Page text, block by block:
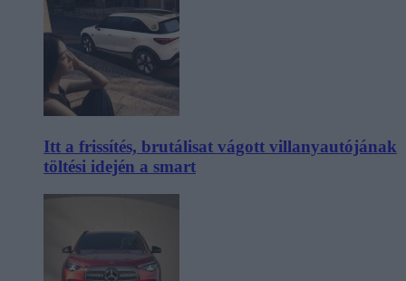
Itt a frissítés, brutálisat vágott villanyautójának
töltési idején a smart